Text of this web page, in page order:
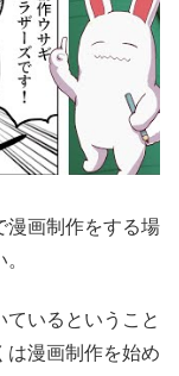
漫画制作をする場
いるということ
は漫画制作を始め